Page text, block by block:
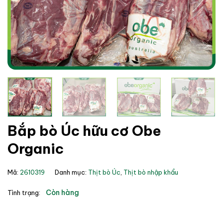
Bắp bò Úc hữu cơ Obe
Organic
Mã: 2610319 Danh mục: Thịt bò Úc, Thịt bò nhập khẩu
Tình trạng: Còn hàng